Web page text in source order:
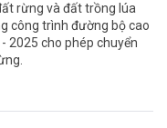
rừng và đất trồng lúa
công trình đường bộ cao
2025 cho phép chuyển